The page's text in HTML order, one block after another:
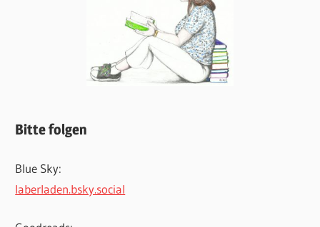
Bitte folgen
Blue Sky:
laberladen.bsky.social